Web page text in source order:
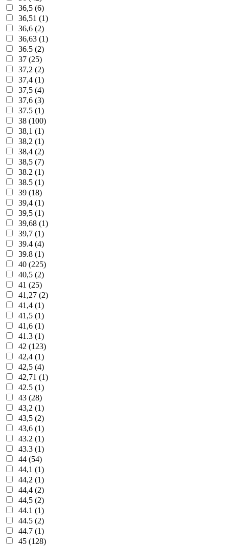
36,5 (6)
36,51 (1)
36,6 (2)
36,63 (1)
36.5 (2)
37 (25)
37,2 (2)
37,4 (1)
37,5 (4)
37,6 (3)
37.5 (1)
38 (100)
38,1 (1)
38,2 (1)
38,4 (2)
38,5 (7)
38.2 (1)
38.5 (1)
39 (18)
39,4 (1)
39,5 (1)
39,68 (1)
39,7 (1)
39.4 (4)
39.8 (1)
40 (225)
40,5 (2)
41 (25)
41,27 (2)
41,4 (1)
41,5 (1)
41,6 (1)
41.3 (1)
42 (123)
42,4 (1)
42,5 (4)
42,71 (1)
42.5 (1)
43 (28)
43,2 (1)
43,5 (2)
43,6 (1)
43.2 (1)
43.3 (1)
44 (54)
44,1 (1)
44,2 (1)
44,4 (2)
44,5 (2)
44.1 (1)
44.5 (2)
44.7 (1)
45 (128)